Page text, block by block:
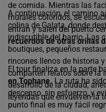
de comida. Mientras las
murales coloridos, se
entran y salen del puerto
recuerdos de otras orillas
A continuación, el camino
colina de Galata, donde
indiscutible del barrio. Las
boutiques, pequeños
rincones llenos de historia
comparten relatos sobre la
desarrollo de la ciudad,
leyendas que envuelven la
El tour finaliza en la parte
en Tophane. La ruta ha
descenso, sin esfuerzo, y
punto final es muy fácil